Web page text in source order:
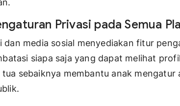
Privasi pada Semua
dan media sosial menyediakan fitur
siapa saja yang dapat melihat
sebaiknya membantu anak